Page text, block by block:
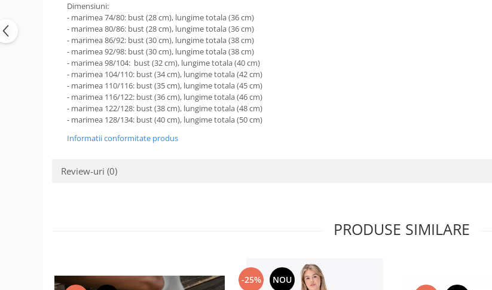
Dimensiuni:
- marimea 74/80: bust (28 cm), lungime totala (36 cm)
- marimea 80/86: bust (28 cm), lungime totala (36 cm)
- marimea 86/92: bust (30 cm), lungime totala (38 cm)
- marimea 92/98: bust (30 cm), lungime totala (38 cm)
- marimea 98/104: bust (32 cm), lungime totala (40 cm)
- marimea 104/110: bust (34 cm), lungime totala (42 cm)
- marimea 110/116: bust (35 cm), lungime totala (45 cm)
- marimea 116/122: bust (36 cm), lungime totala (46 cm)
- marimea 122/128: bust (38 cm), lungime totala (48 cm)
- marimea 128/134: bust (40 cm), lungime totala (50 cm)
Informatii conformitate produs
Review-uri (0)
PRODUSE SIMILARE
-25% NOU